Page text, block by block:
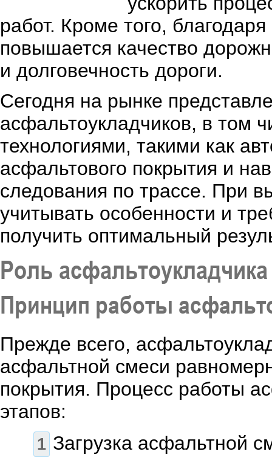
работ. Кроме того,
повышается качество
и долговечность дороги.
Сегодня на рынке
асфальтоукладчиков, в том
технологиями, такими как
асфальтового покрытия и
следования по трассе. При
учитывать особенности и
получить оптимальный
Роль
Принцип работы
Прежде всего,
асфальтной смеси
покрытия. Процесс работы
этапов:
Загрузка асфальтной